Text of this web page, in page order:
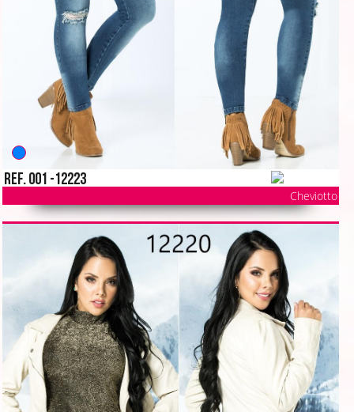
Ref. 001 -12223
Cheviotto